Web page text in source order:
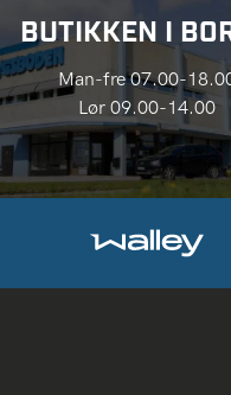
BUTIKKEN I
Man-fre 07.00-
Lør 09.00-14.00